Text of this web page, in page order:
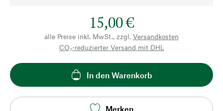
15,00 €
alle Preise inkl. MwSt., zzgl. Versandkosten
CO₂-reduzierter Versand mit DHL
In den Warenkorb
Merken